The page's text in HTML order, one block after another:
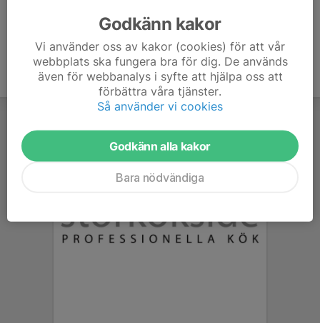
Godkänn kakor
Vi använder oss av kakor (cookies) för att vår
webbplats ska fungera bra för dig. De används
även för webbanalys i syfte att hjälpa oss att
förbättra våra tjänster.
Så använder vi cookies
Godkänn alla kakor
Bara nödvändiga